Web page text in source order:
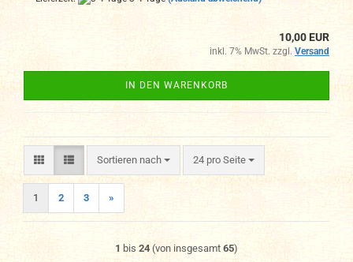
10,00 EUR
inkl. 7% MwSt. zzgl. Versand
IN DEN WARENKORB
Sortieren nach
Sortieren nach 24 pro Seite
pro Seite
1 2 3 »
1 bis 24 (von insgesamt 65)